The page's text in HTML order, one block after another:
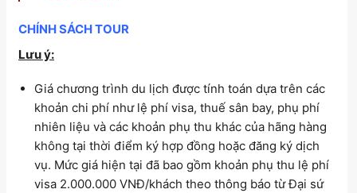
CHÍNH SÁCH TOUR
Lưu ý:
Giá chương trình du lịch được tính toán dựa trên các
khoản chi phí như lệ phí visa, thuế sân bay, phụ phí
nhiên liệu và các khoản phụ thu khác của hãng hàng
không tại thời điểm ký hợp đồng hoặc đăng ký dịch
vụ. Mức giá hiện tại đã bao gồm khoản phụ thu lệ phí
visa 2.000.000 VNĐ/khách theo thông báo từ Đại sứ